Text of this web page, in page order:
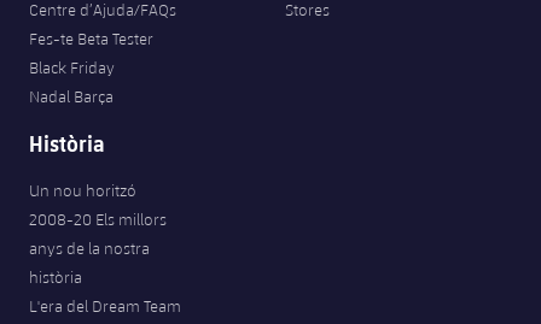
Centre d’Ajuda/FAQs
Fes-te Beta Tester
Black Friday
Nadal Barça
Stores
Història
Un nou horitzó
2008-20 Els millors
anys de la nostra
història
L'era del Dream Team